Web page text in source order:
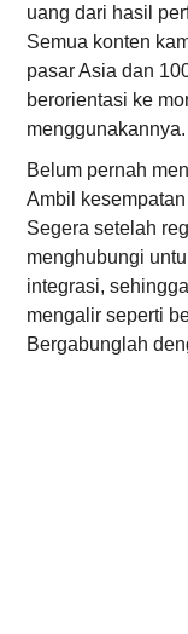
uang dari hasil
Semua konten
pasar Asia dan
berorientasi ke
menggunakannya.
Belum pernah
Ambil
Segera setelah
menghubungi
integrasi,
mengalir seperti
Bergabunglah